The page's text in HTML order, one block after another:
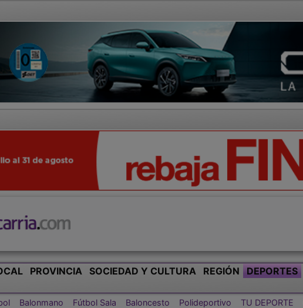
PROVINCIA SOCIEDAD Y CULTURA REGIÓN DEPORTES
Balonmano Fútbol Sala Baloncesto Polideportivo TU DEPORTE